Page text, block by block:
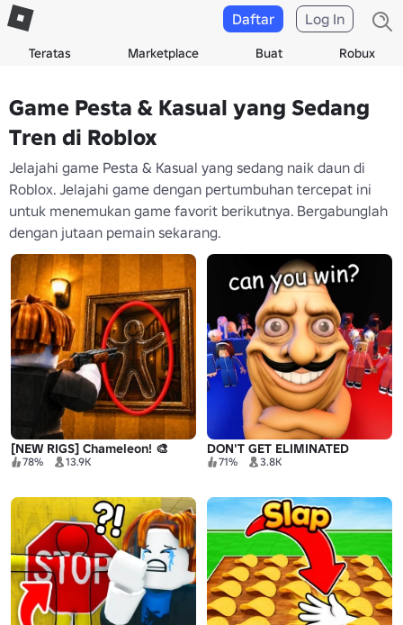
Teratas Marketplace Buat Robux
Daftar Log In
Game Pesta & Kasual yang Sedang
Tren di Roblox
Jelajahi game Pesta & Kasual yang sedang naik daun di
Roblox. Jelajahi game dengan pertumbuhan tercepat ini
untuk menemukan game favorit berikutnya. Bergabunglah
dengan jutaan pemain sekarang.
[NEW RIGS] Chameleon! 🎨
78% 13.9K
DON'T GET ELIMINATED
71% 3.8K